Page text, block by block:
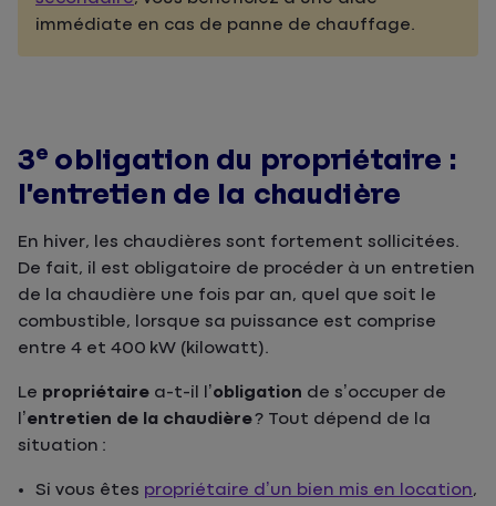
immédiate en cas de panne de chauffage.
3e obligation du propriétaire :
l’entretien de la chaudière
En hiver, les chaudières sont fortement sollicitées.
De fait, il est obligatoire de procéder à un entretien
de la chaudière une fois par an, quel que soit le
combustible, lorsque sa puissance est comprise
entre 4 et 400 kW (kilowatt).
Le propriétaire a-t-il l’obligation de s’occuper de
l’entretien de la chaudière? Tout dépend de la
situation :
Si vous êtes propriétaire d’un bien mis en location,